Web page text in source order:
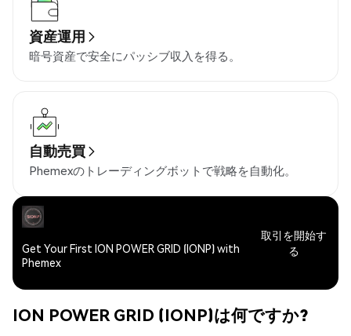
資産運用
暗号資産で安全にパッシブ収入を得る。
自動売買
Phemexのトレーディングボットで戦略を自動化。
Get Your First ION POWER GRID (IONP) with
Phemex
取引を開始す
る
ION POWER GRID (IONP)は何ですか?